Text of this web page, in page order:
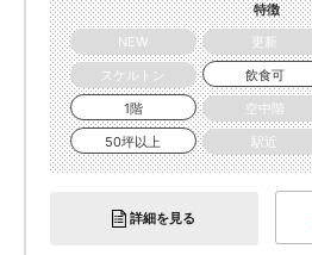
特徴
NEW
更新
スケルトン
飲食可
1階
空中階
50坪以上
駅近
詳細を見る